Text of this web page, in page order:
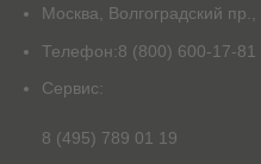
Москва, Волгоградский пр.,
Телефон:8 (800) 600-17-81
Сервис:
8 (495) 789 01 19